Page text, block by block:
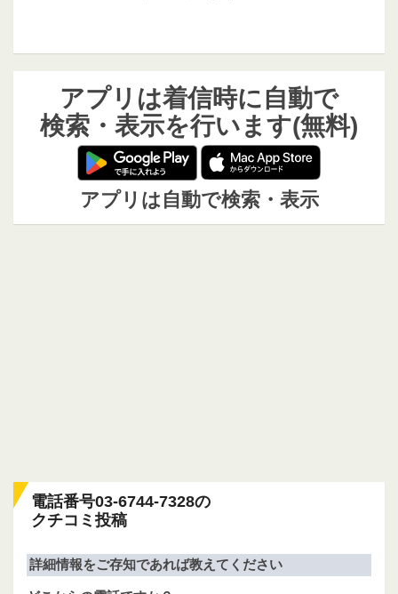
アプリは着信時に自動で
検索・表示を行います(無料)
アプリは自動で検索・表示
電話番号03-6744-7328の
クチコミ投稿
詳細情報をご存知であれば教えてください